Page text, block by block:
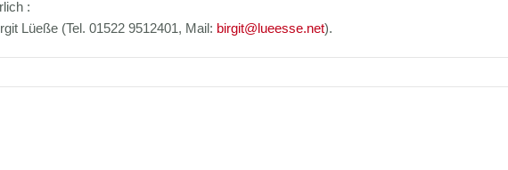
:
Lüeße (Tel. 01522 9512401, Mail: birgit@lueesse.net).